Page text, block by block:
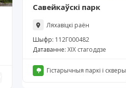
Савейкаўскі парк
Ляхавіцкі раён
Шыфр: 112Г000482
Датаванне: ХІХ стагоддзе
Гістарычныя паркі і скверы